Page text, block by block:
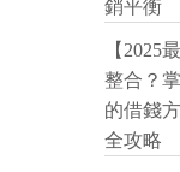
銷平衡
【2025
整合？
的借錢
全攻略